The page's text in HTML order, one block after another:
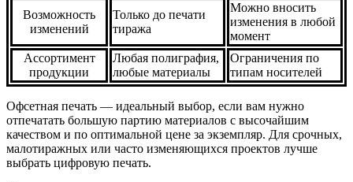
Возможность
изменений
Только до печати
тиража
Можно вносить
изменения в любой
момент
Ассортимент
продукции
Любая полиграфия,
любые материалы
Ограничения по
типам носителей
Офсетная печать — идеальный выбор, если вам нужно
отпечатать большую партию материалов с высочайшим
качеством и по оптимальной цене за экземпляр. Для срочных,
малотиражных или часто изменяющихся проектов лучше
выбрать цифровую печать.